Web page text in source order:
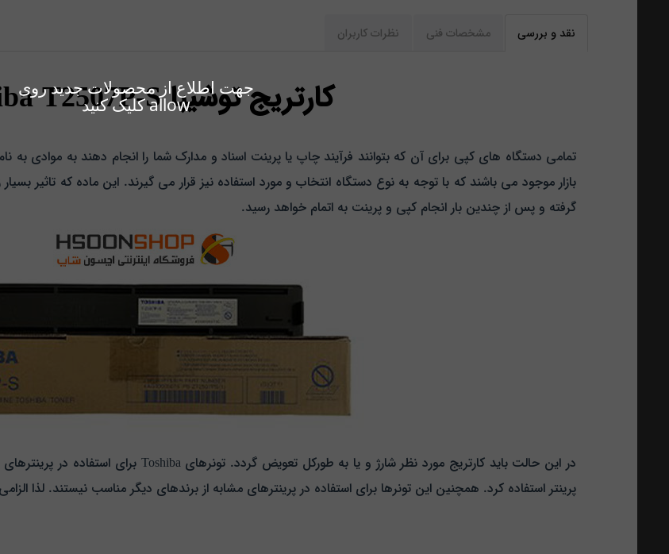
جهت اطلاع از محصولات جدید روی
allow کلیک کنید
نقد و بررسی مشخصات فنی نظرات کاربران
کارتریج توشیبا Toshiba T2507P-S
تمامی دستگاه های کپی برای آن که بتوانند فرآیند چاپ یا پرینت اسناد و مدارک شما را انجام دهند به موادی به
بازار موجود می باشند که با توجه به نوع دستگاه انتخاب و مورد استفاده نیز قرار می گیرند. این ماده که تاثیر
گرفته و پس از چندین بار انجام کپی و پرینت به اتمام خواهد رسید.
پرینتر استفاده کرد. همچنین این تونرها برای استفاده در پرینترهای مشابه از برندهای دیگر مناسب نیستند. لذا